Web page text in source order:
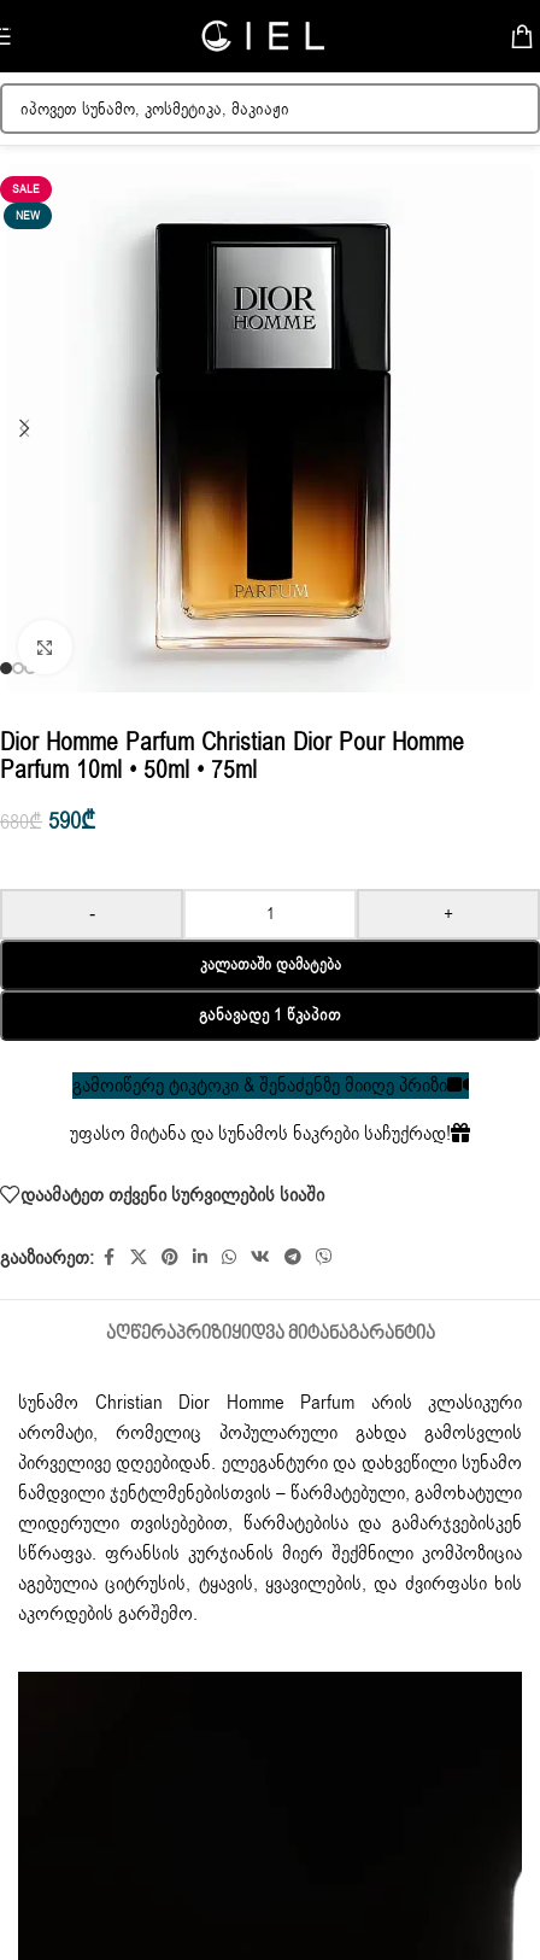
Skip to navigation
მთავარი/მამაკაცის სუნამოები
SALE
NEW
Click to enlarge
Dior Homme Parfum Christian Dior Pour Homme
Parfum 10ml • 50ml • 75ml
680₾ 590₾
- +
Კალათაში Დამატება
Განავადე 1 Წკაპით
გამოიწერე ტიკტოკი & შენაძენზე მიიღე პრიზი
უფასო მიტანა და სუნამოს ნაკრები საჩუქრად!
დაამატეთ თქვენი სურვილების სიაში
გააზიარეთ:
ᲐᲦᲬᲔᲠᲐᲞᲠᲘᲖᲘᲧᲘᲓᲕᲐ ᲛᲘᲢᲐᲜᲐᲒᲐᲠᲐᲜᲢᲘᲐ
სუნამო Christian Dior Homme Parfum არის კლასიკური
არომატი, რომელიც პოპულარული გახდა გამოსვლის
პირველივე დღეებიდან. ელეგანტური და დახვეწილი სუნამო
ნამდვილი ჯენტლმენებისთვის – წარმატებული, გამოხატული
ლიდერული თვისებებით, წარმატებისა და გამარჯვებისკენ
სწრაფვა. ფრანსის კურჯიანის მიერ შექმნილი კომპოზიცია
აგებულია ციტრუსის, ტყავის, ყვავილების, და ძვირფასი ხის
აკორდების გარშემო.